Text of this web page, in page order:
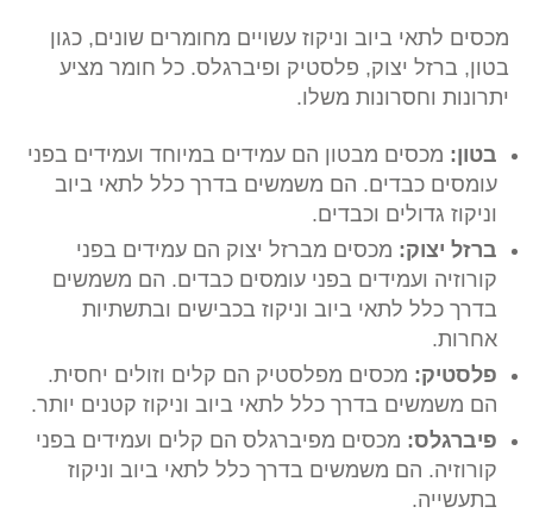
מכסים לתאי ביוב וניקוז עשויים מחומרים שונים, כגון
בטון, ברזל יצוק, פלסטיק ופיברגלס. כל חומר מציע
יתרונות וחסרונות משלו.
בטון: מכסים מבטון הם עמידים במיוחד ועמידים בפני
עומסים כבדים. הם משמשים בדרך כלל לתאי ביוב
וניקוז גדולים וכבדים.
ברזל יצוק: מכסים מברזל יצוק הם עמידים בפני
קורוזיה ועמידים בפני עומסים כבדים. הם משמשים
בדרך כלל לתאי ביוב וניקוז בכבישים ובתשתיות
אחרות.
פלסטיק: מכסים מפלסטיק הם קלים וזולים יחסית.
הם משמשים בדרך כלל לתאי ביוב וניקוז קטנים יותר.
פיברגלס: מכסים מפיברגלס הם קלים ועמידים בפני
קורוזיה. הם משמשים בדרך כלל לתאי ביוב וניקוז
בתעשייה.